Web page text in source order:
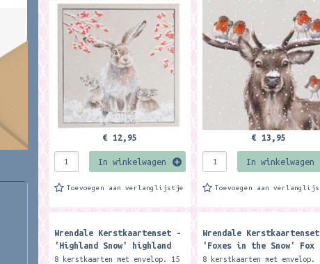
These luxury boxed cards are
beautifully illustrated by
Hannah Dale, are finished...
€ 12,95
In winkelwagen
Toevoegen aan verlanglijstje
beautifully illustrated by
Hannah Dale, are finished...
€ 13,95
In winkelwagen
Toevoegen aan
Wrendale Kerstkaartenset -
'Highland Snow' highland
cow Luxury Boxed Christmas
8 kerstkaarten met envelop. 15
Wrendale
'Foxes in the Snow' Fox
Luxury Boxed Christmas
8 kerstkaarten met envelop.